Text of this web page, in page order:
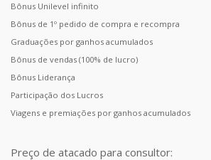
Bônus Unilevel infinito
Bônus de 1º pedido de compra e recompra
Graduações por ganhos acumulados
Bônus de vendas (100% de lucro)
Bônus Liderança
Participação dos Lucros
Viagens e premiações por ganhos acumulados
Preço de atacado para consultor: